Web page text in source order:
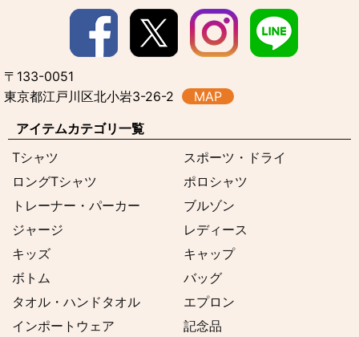
〒133-0051
東京都江戸川区北小岩3-26-2
MAP
アイテムカテゴリ一覧
Tシャツ
スポーツ・ドライ
ロングTシャツ
ポロシャツ
トレーナー・パーカー
ブルゾン
ジャージ
レディース
キッズ
キャップ
ボトム
バッグ
タオル・ハンドタオル
エプロン
インポートウェア
記念品